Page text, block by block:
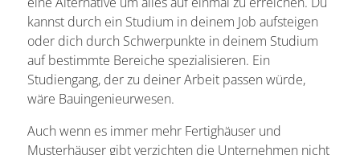
kannst durch ein Studium in deinem Job aufsteigen
oder dich durch Schwerpunkte in deinem Studium
auf bestimmte Bereiche spezialisieren. Ein
Studiengang, der zu deiner Arbeit passen würde,
wäre Bauingenieurwesen.
Auch wenn es immer mehr Fertighäuser und
Musterhäuser gibt verzichten die Unternehmen nicht